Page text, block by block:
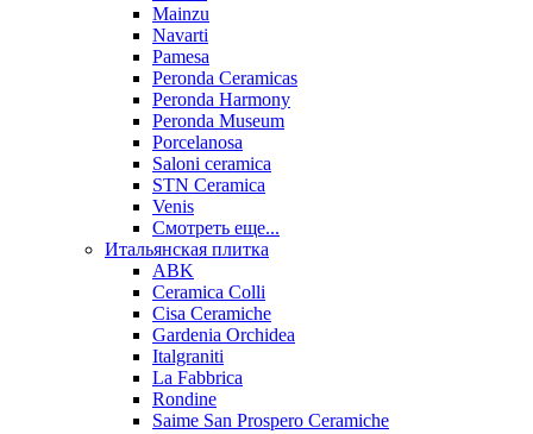
Mainzu
Navarti
Pamesa
Peronda Ceramicas
Peronda Harmony
Peronda Museum
Porcelanosa
Saloni ceramica
STN Ceramica
Venis
Смотреть еще...
Итальянская плитка
ABK
Ceramica Colli
Cisa Ceramiche
Gardenia Orchidea
Italgraniti
La Fabbrica
Rondine
Saime San Prospero Ceramiche